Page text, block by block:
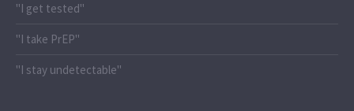
"I get tested"
"I take PrEP"
"I stay undetectable"